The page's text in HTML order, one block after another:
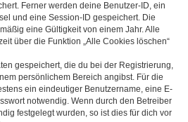
Ferner werden deine Benutzer-ID, ein
und eine Session-ID gespeichert. Die
eine Gültigkeit von einem Jahr. Alle
über die Funktion „Alle Cookies löschen“
gespeichert, die du bei der Registrierung,
persönlichem Bereich angibst. Für die
ein eindeutiger Benutzername, eine E-
notwendig. Wenn durch den Betreiber
festgelegt wurden, so ist dies für dich vor